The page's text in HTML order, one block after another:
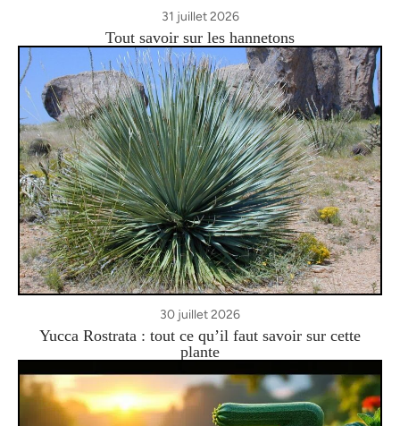
31 juillet 2026
Tout savoir sur les hannetons
30 juillet 2026
Yucca Rostrata : tout ce qu’il faut savoir sur cette
plante